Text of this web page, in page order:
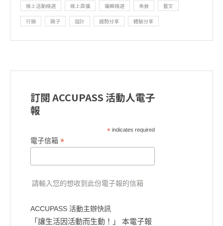
線上活動精選 線上直播 編輯精選 美食 藝文
行銷 親子 設計 趨勢分享 體驗分享
訂閱 ACCUPASS 活動人電子
報
*indicates required
電子信箱 *
請輸入您的想收到此份電子報的信箱
ACCUPASS 活動主辦快訊
「讓生活因活動而生動！」 本電子報